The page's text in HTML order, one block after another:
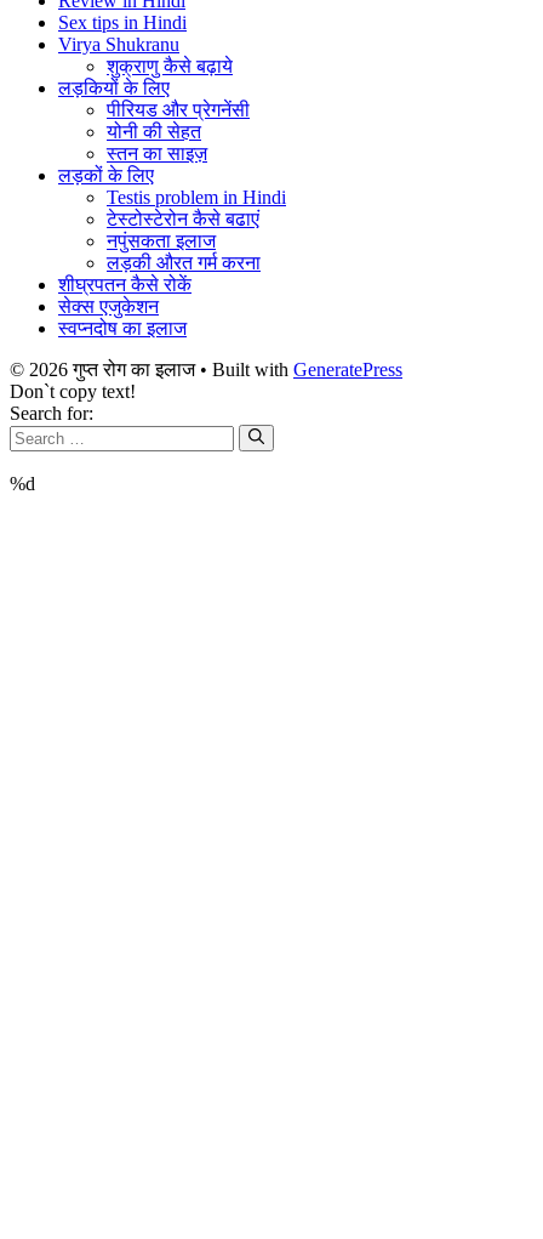
Sex tips in Hindi
Virya Shukranu
शुक्राणु कैसे बढ़ाये
लड़कियों के लिए
पीरियड और प्रेगनेंसी
योनी की सेहत
स्तन का साइज़
लड़कों के लिए
Testis problem in Hindi
टेस्टोस्टेरोन कैसे बढाएं
नपुंसकता इलाज
लड़की औरत गर्म करना
शीघ्रपतन कैसे रोकें
सेक्स एजुकेशन
स्वप्नदोष का इलाज
© 2026 गुप्त रोग का इलाज• Built with GeneratePress
Don`t copy text!
Search for:
%d